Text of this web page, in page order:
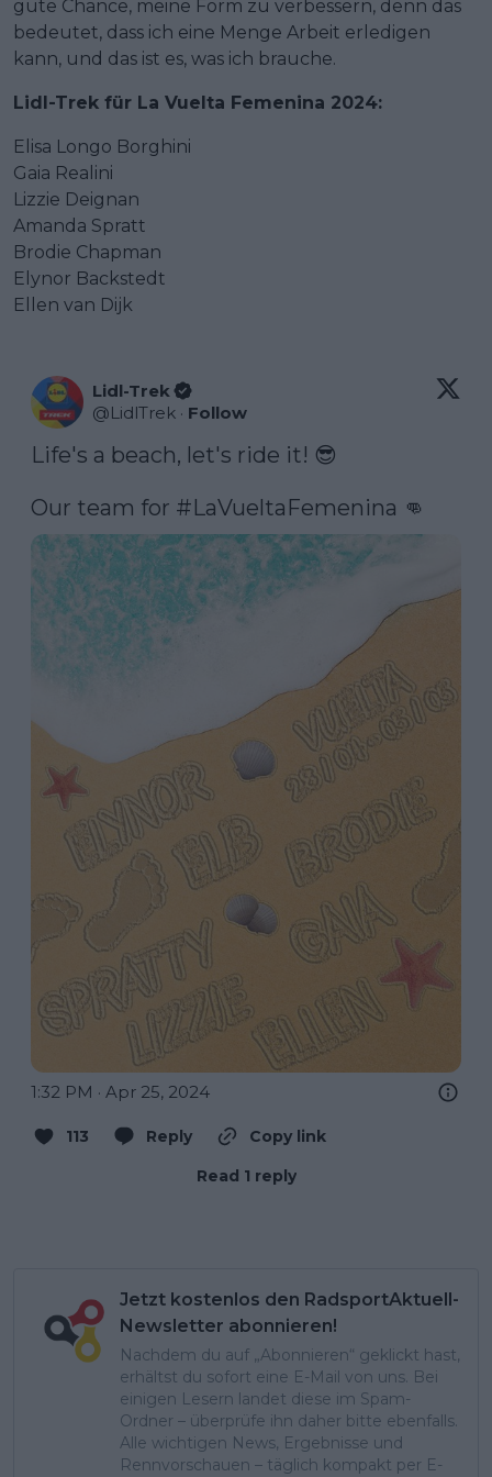
gute Chance, meine Form zu verbessern, denn das
bedeutet, dass ich eine Menge Arbeit erledigen
kann, und das ist es, was ich brauche.
Lidl-Trek für La Vuelta Femenina 2024:
Elisa Longo Borghini
Gaia Realini
Lizzie Deignan
Amanda Spratt
Brodie Chapman
Elynor Backstedt
Ellen van Dijk
Lidl-Trek
@LidlTrek · Follow
Life's a beach, let's ride it! 😎
Our team for #LaVueltaFemenina 👊
1:32 PM · Apr 25, 2024
113 Reply
Copy link
Read 1 reply
Jetzt kostenlos den RadsportAktuell-
Newsletter abonnieren!
Nachdem du auf „Abonnieren“ geklickt hast,
erhältst du sofort eine E-Mail von uns. Bei
einigen Lesern landet diese im Spam-
Ordner – überprüfe ihn daher bitte ebenfalls.
Alle wichtigen News, Ergebnisse und
Rennvorschauen – täglich kompakt per E-